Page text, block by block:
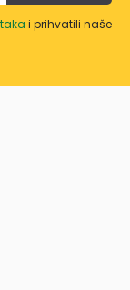
i prihvatili naše